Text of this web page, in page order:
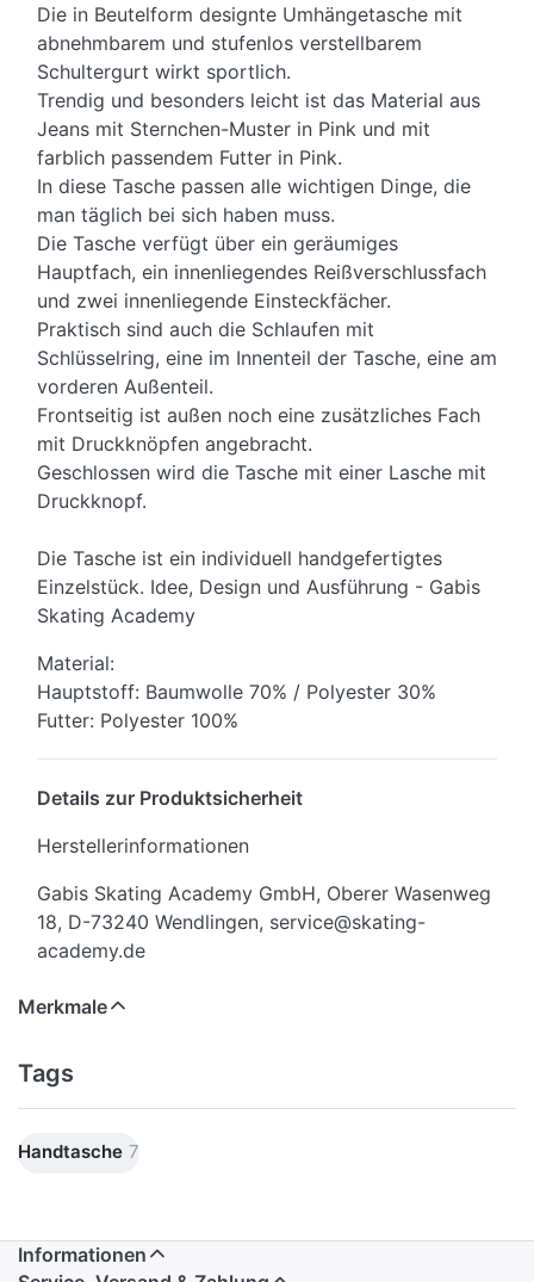
Die in Beutelform designte Umhängetasche mit
abnehmbarem und stufenlos verstellbarem
Schultergurt wirkt sportlich.
Trendig und besonders leicht ist das Material aus
Jeans mit Sternchen-Muster in Pink und mit
farblich passendem Futter in Pink.
In diese Tasche passen alle wichtigen Dinge, die
man täglich bei sich haben muss.
Die Tasche verfügt über ein geräumiges
Hauptfach, ein innenliegendes Reißverschlussfach
und zwei innenliegende Einsteckfächer.
Praktisch sind auch die Schlaufen mit
Schlüsselring, eine im Innenteil der Tasche, eine am
vorderen Außenteil.
Frontseitig ist außen noch eine zusätzliches Fach
mit Druckknöpfen angebracht.
Geschlossen wird die Tasche mit einer Lasche mit
Druckknopf.
Die Tasche ist ein individuell handgefertigtes
Einzelstück. Idee, Design und Ausführung - Gabis
Skating Academy
Material:
Hauptstoff: Baumwolle 70% / Polyester 30%
Futter: Polyester 100%
Details zur Produktsicherheit
Herstellerinformationen
Gabis Skating Academy GmbH, Oberer Wasenweg
18, D-73240 Wendlingen, service@skating-
academy.de
Merkmale
Tags
Handtasche 7
Informationen